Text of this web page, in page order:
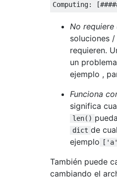
Computing:
No requiere
soluciones
requieren.
un problema
ejemplo ,
Funciona
significa
len()
dict de
ejemplo
También puede
cambiando el